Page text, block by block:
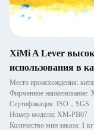
XiMi A Lever
использования в
Место происхождения:
Фирменное наименование:
Сертификация: ISO，SGS
Номер модели: XM-PB07
Количество мин заказа: 1 кг